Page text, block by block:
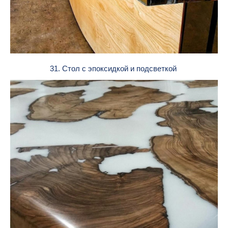
31. Стол с эпоксидкой и подсветкой